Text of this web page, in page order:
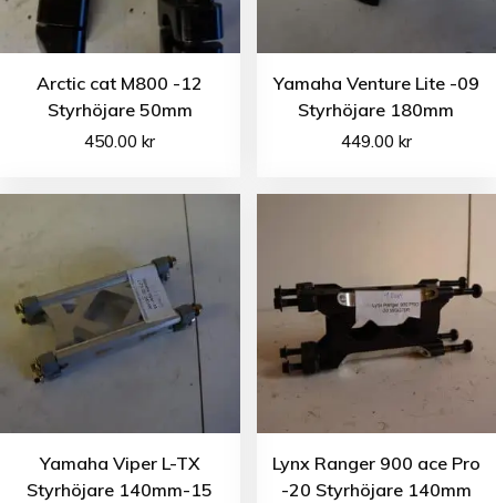
Arctic cat M800 -12
Styrhöjare 50mm
450.00kr
Yamaha Venture Lite -09
Styrhöjare 180mm
449.00 kr
Yamaha Viper L-TX
Styrhöjare 140mm-15
Lynx Ranger 900 ace Pro
-20 Styrhöjare 140mm